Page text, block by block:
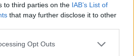
to third parties on the IAB’s List of
that may further disclose it to other
app uses one or more Google
Opt Outs
még két külföldi név szerepel.
koncertje két éve
duplán adja magát - a
szeptemberben